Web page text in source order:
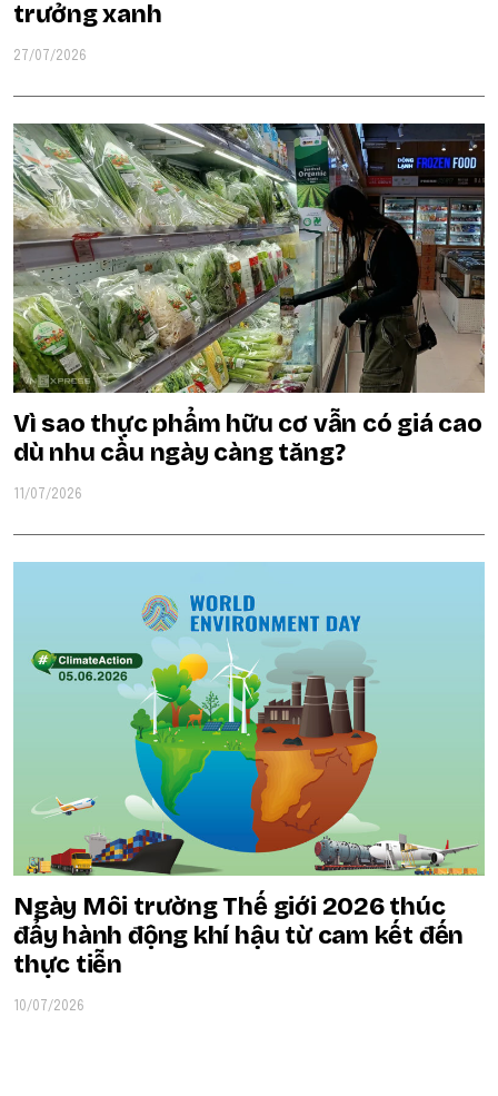
trưởng xanh
27/07/2026
Vì sao thực phẩm hữu cơ vẫn có giá cao
dù nhu cầu ngày càng tăng?
11/07/2026
Ngày Môi trường Thế giới 2026 thúc
đẩy hành động khí hậu từ cam kết đến
thực tiễn
10/07/2026